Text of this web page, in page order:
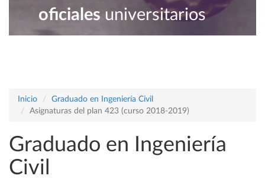
oficiales universitarios
Inicio
Graduado en Ingeniería Civil
Asignaturas del plan 423 (curso 2018-2019)
Graduado en Ingeniería
Civil